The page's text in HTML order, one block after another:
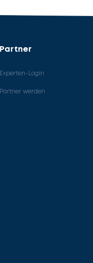
Partner
Experten-Login
Partner werden